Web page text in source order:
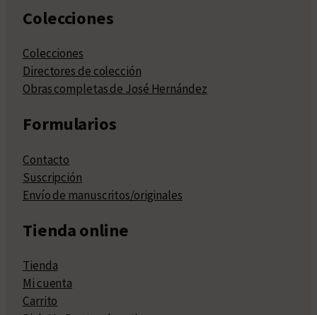
Colecciones
Colecciones
Directores de colección
Obras completas de José Hernández
Formularios
Contacto
Suscripción
Envío de manuscritos/originales
Tienda online
Tienda
Mi cuenta
Carrito